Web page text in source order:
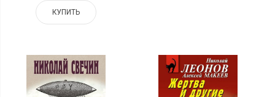
КУПИТЬ